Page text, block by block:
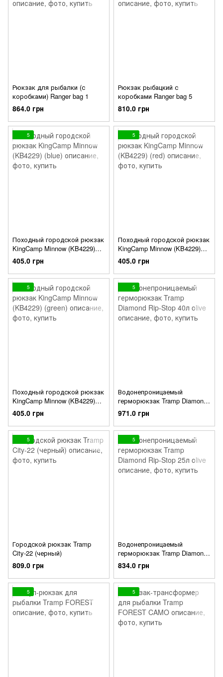
Рюкзак для рыбалки (с
коробками) Ranger bag 1
864.0 грн
Рюкзак рыбацкий с
коробками Ranger bag 5
810.0 грн
5
Походный городской рюкзак
KingCamp Minnow (KB4229)
(blue)
405.0 грн
5
Походный городской рюкзак
KingCamp Minnow (KB4229)
(red)
405.0 грн
5
Походный городской рюкзак
KingCamp Minnow (KB4229)
(green)
405.0 грн
5
Водонепроницаемый
герморюкзак Tramp Diamond
Rip-Stop 40л olive
971.0 грн
5
Городской рюкзак Tramp
City-22 (черный)
809.0 грн
5
Водонепроницаемый
герморюкзак Tramp Diamond
Rip-Stop 25л olive
834.0 грн
5 5